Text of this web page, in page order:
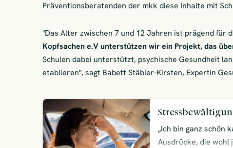
Präventionsberatenden der mkk diese Inhalte mit
"Das Alter zwischen 7 und 12 Jahren ist prägend für
Kopfsachen e.V unterstützen wir ein Projekt, das
Schulen dabei unterstützt, psychische Gesundheit
etablieren", sagt Babett Stäbler-Kirsten, Expertin
„Ich bin ganz schön
Ausdrücke, die wohl